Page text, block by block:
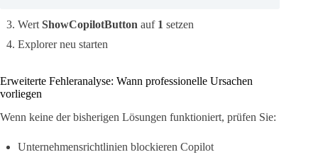
Wert ShowCopilotButton auf 1 setzen
Explorer neu starten
Erweiterte Fehleranalyse: Wann professionelle Ursachen
vorliegen
Wenn keine der bisherigen Lösungen funktioniert, prüfen Sie:
Unternehmensrichtlinien blockieren Copilot